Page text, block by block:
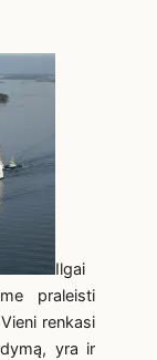
Ilgai
praleisti
renkasi
yra ir